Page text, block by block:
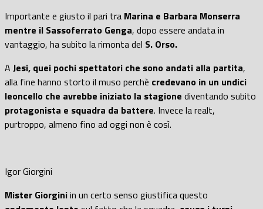
Importante e giusto il pari tra Marina e Barbara Monserra
mentre il Sassoferrato Genga, dopo essere andata in
vantaggio, ha subito la rimonta del S. Orso.
A Jesi, quei pochi spettatori che sono andati alla partita,
alla fine hanno storto il muso perchè credevano in un undici
leoncello che avrebbe iniziato la stagione diventando subito
protagonista e squadra da battere. Invece la realt,
purtroppo, almeno fino ad oggi non è così.
Igor Giorgini
Mister Giorginiin un certo senso giustifica questo